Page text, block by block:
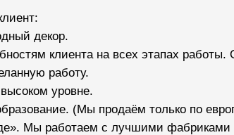
декор.
клиента на всех этапах
работу.
уровне.
(Мы продаём только по
Мы работаем с лучшими